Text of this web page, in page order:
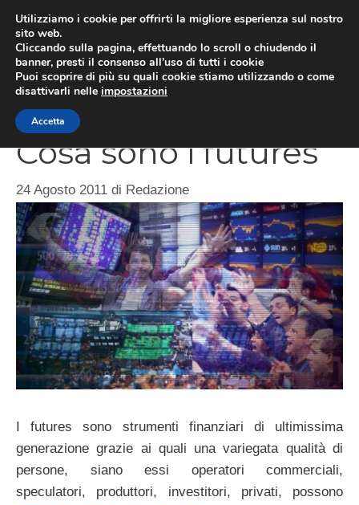
contenuto
Cosa sono i futures
24 Agosto 2011 di Redazione
I futures sono strumenti finanziari di ultimissima
generazione grazie ai quali una variegata qualità di
persone, siano essi operatori commerciali,
speculatori, produttori, investitori, privati, possono
Utilizziamo i cookie per offrirti la migliore esperienza sul nostro
sito web.
Cliccando sulla pagina, effettuando lo scroll o chiudendo il
banner, presti il consenso all’uso di tutti i cookie
Puoi scoprire di più su quali cookie stiamo utilizzando o come
disattivarli nelle impostazioni
Accetta